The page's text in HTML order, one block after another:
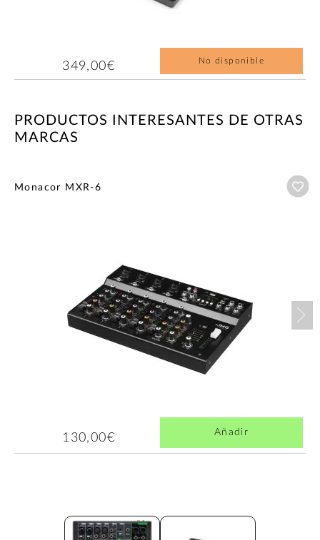
349,00€ No disponible
PRODUCTOS INTERESANTES DE OTRAS
MARCAS
Monacor MXR-6
130,00€ Añadir